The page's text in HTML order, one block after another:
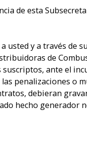
de esta
a usted y a través de
de
ante el
penalizaciones o
debieran
hecho generador